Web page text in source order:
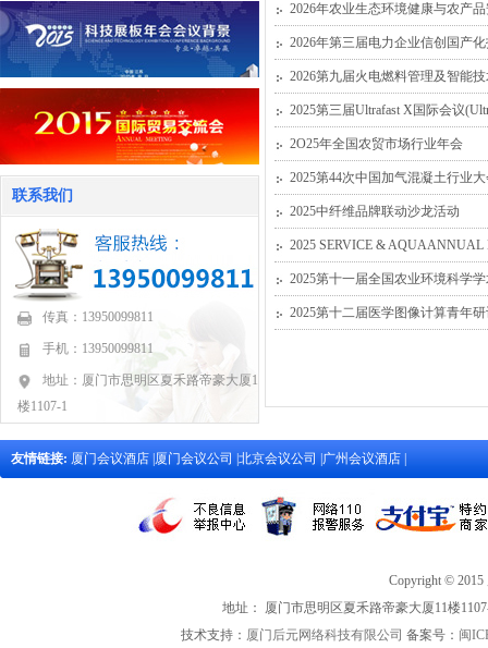
联系我们
传真：13950099811
手机：13950099811
地址：厦门市思明区夏禾路帝豪大厦11
楼1107-1
2026年农业生态环境健康与农产
2026年第三届电力企业信创国产
2026第九届火电燃料管理及智能
2025第三届Ultrafast X国际会议
2O25年全国农贸市场行业年会
2025第44次中国加气混凝土行业
2025中纤维品牌联动沙龙活动
2025 SERVICE & AQUAANNUAL
2025第十一届全国农业环境科学
2025第十二届医学图像计算青年
友情链接: 厦门会议酒店 厦门会议公司 北京会议公司 广州会议酒店
Copyright ©
地址： 厦门市思明区夏禾路帝豪大厦11楼
技术支持： 厦门后元网络科技有限公司 备案号： 闽